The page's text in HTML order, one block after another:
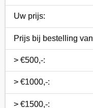
Uw prijs:
Prijs bij bestelling van
> €500,-:
> €1000,-:
> €1500,-: